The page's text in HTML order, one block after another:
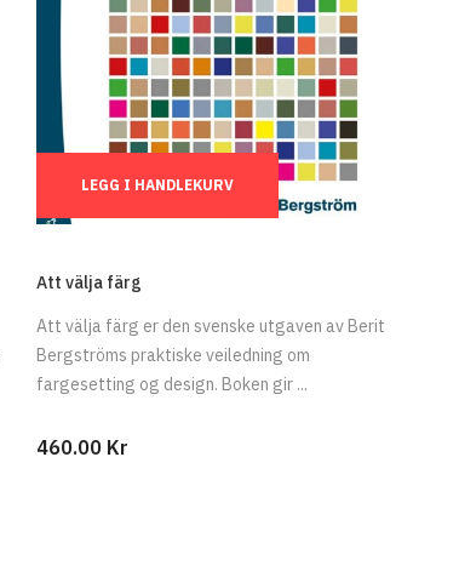
LEGG I HANDLEKURV
Att välja färg
Att välja färg er den svenske utgaven av Berit
Bergströms praktiske veiledning om
fargesetting og design. Boken gir ...
460.00 Kr